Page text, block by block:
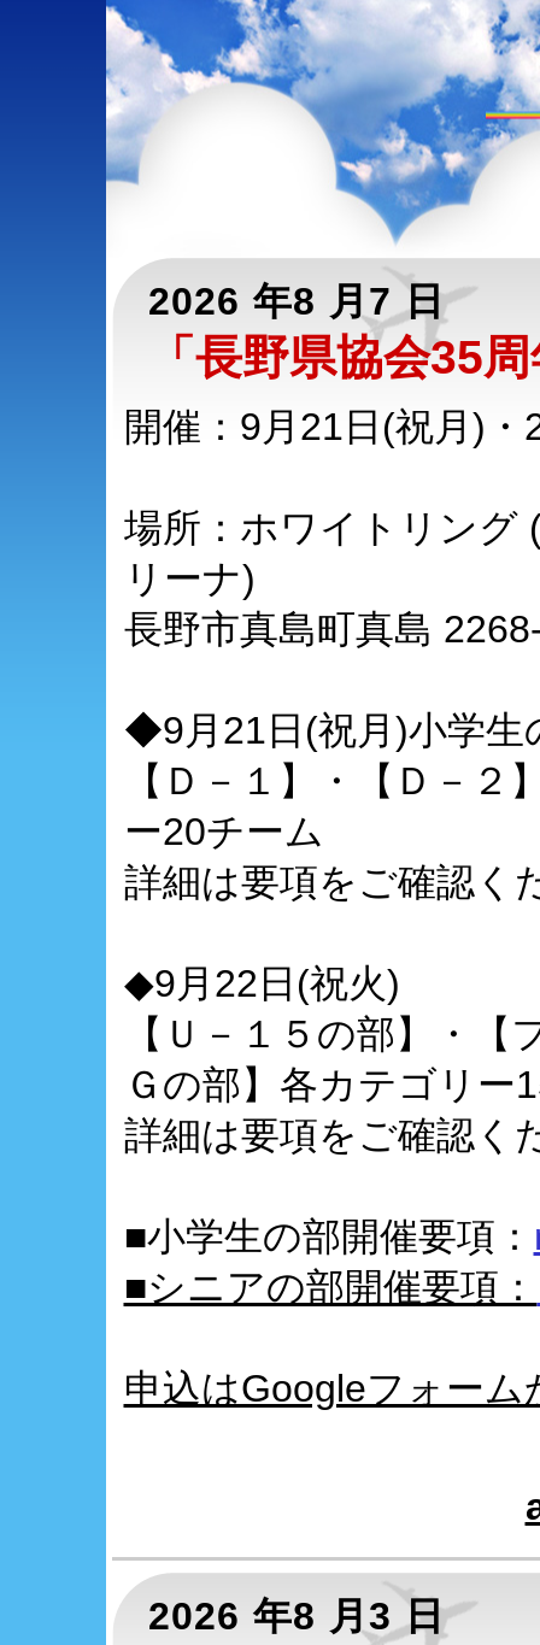
2026 年8 月7 日
「長野県協会35
開催：9月21日(祝月)・
場所：ホワイトリング
リーナ)
長野市真島町真島
◆9月21日(祝月)小学生
【Ｄ－１】・【Ｄ－
ー20チーム
詳細は要項をご確認く
◆9月22日(祝火)
【Ｕ－１５の部】・
Ｇの部】各カテゴリー
詳細は要項をご確認く
■小学生の部開催要項：
■シニアの部開催要項：
申込はGoogleフォー
2026 年8 月3 日